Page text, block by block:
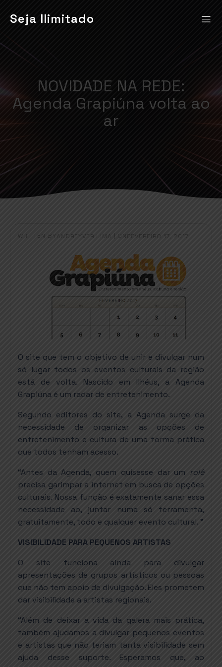
Seja Ilimitado
NOVIDADE NA REDE:
Agenda Grapiúna volta ao
ar
WRITTEN BYANDREYVER LIMA ON FEVEREIRO 17, 2017
O site que tem o objetivo de unir e divulgar num
só lugar todos os eventos culturais da região
está de volta. Nascido em Ilhéus, a Agenda
Grapiúna é um radar de entretenimento.
Segundo editores do site, a Agenda surge da
necessidade de organizar as opções de
entretenimento e cultura de uma forma prática
que todos tenham acesso.
“Antes da Agenda, quem quisesse dar um rolê
precisa garimpar a internet em busca de opções
culturais. Nossa função é exatamente sanar essa
necessidade ao, juntar numa só ferramenta,
gratuitamente, todo e qualquer evento cultural. ”
VISIBILIDADE PARA PEQUENOS ARTISTAS
O site funciona ainda para divulgar
apresentações de grupos artísticos ou pessoas
que não tem apoio de divulgação. Eles prometem
dar visibilidade a artistas regionais.
“Além de deixar a vida da galera mais prática,
também ajudamos a divulgar pequenos eventos
e artistas que não teriam tanta visibilidade sem
ajuda desse suporte. Esperamos que, ao